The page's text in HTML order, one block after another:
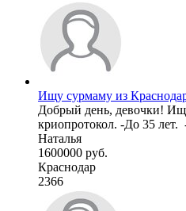
Ищу сурмаму из
Добрый день, девочки!
криопротокол. -До 35
Наталья
1600000 руб.
Краснодар
2366